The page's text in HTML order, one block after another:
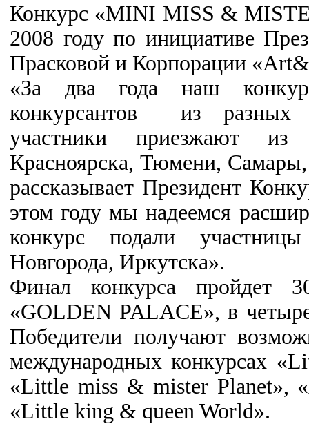
Конкурс «MINI MISS &
2008 году по инициативе
Прасковой и Корпорации
«За два года наш
конкурсантов из разных
участники приезжают из
Красноярска, Тюмени,
рассказывает Президент
этом году мы надеемся
конкурс подали
Новгорода, Иркутска».
Финал конкурса
«GOLDEN PALACE», в
Победители получают
международных конкурсах
«Little miss & mister Planet»,
«Little king & queen World».